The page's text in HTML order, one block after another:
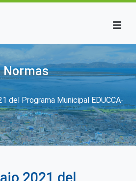
Normas
de ayuda a la
del Programa Municipal EDUCCA-
2021 del